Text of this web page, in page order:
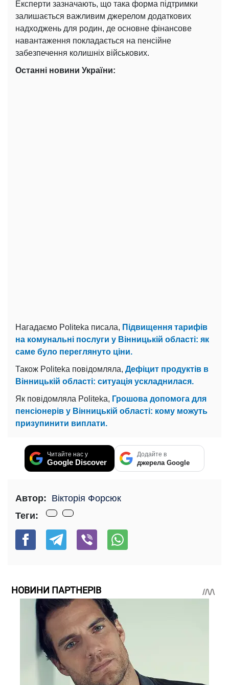
Експерти зазначають, що така форма підтримки
залишається важливим джерелом додаткових
надходжень для родин, де основне фінансове
навантаження покладається на пенсійне
забезпечення колишніх військових.
Останні новини України:
Нагадаємо Politeka писала, Підвищення тарифів
на комунальні послуги у Вінницькій області: як
саме було переглянуто ціни.
Також Politeka повідомляла, Дефіцит продуктів в
Вінницькій області: ситуація ускладнилася.
Як повідомляла Politeka, Грошова допомога для
пенсіонерів у Вінницькій області: кому можуть
призупинити виплати.
Читайте нас у
Google Discover
Додайте в
джерела Google
Автор: Вікторія Форсюк
Теги:
НОВИНИ ПАРТНЕРІВ